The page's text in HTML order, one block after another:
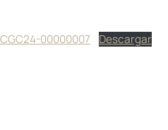
00000007 Descargar